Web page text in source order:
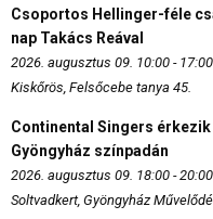
Csoportos Hellinger-féle
nap Takács Reával
2026. augusztus 09. 10:00 - 17:00
Kiskőrös, Felsőcebe tanya 45.
Continental Singers
Gyöngyház színpadán
2026. augusztus 09. 18:00 - 20:00
Soltvadkert, Gyöngyház